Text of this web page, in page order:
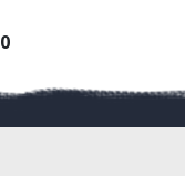
0